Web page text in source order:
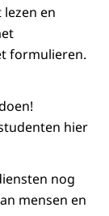
en
formulieren.
hier
nog
mensen en